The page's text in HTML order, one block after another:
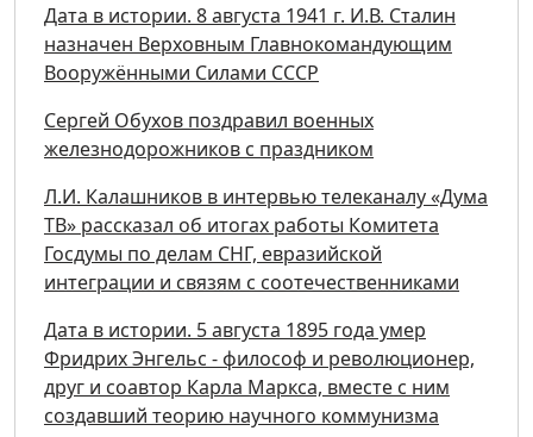
Дата в истории. 8 августа 1941 г. И.В. Сталин
назначен Верховным Главнокомандующим
Вооружёнными Силами СССР
Сергей Обухов поздравил военных
железнодорожников с праздником
Л.И. Калашников в интервью телеканалу «Дума
ТВ» рассказал об итогах работы Комитета
Госдумы по делам СНГ, евразийской
интеграции и связям с соотечественниками
Дата в истории. 5 августа 1895 года умер
Фридрих Энгельс - философ и революционер,
друг и соавтор Карла Маркса, вместе с ним
создавший теорию научного коммунизма